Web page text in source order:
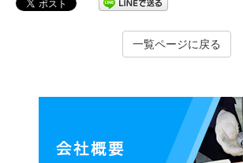
一覧ページに戻る